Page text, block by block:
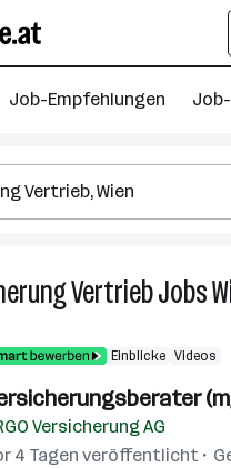
Job-Empfehlungen
VertriebJobs
Einblicke Videos
Versicherung AG
4 Tagen veröffentlicht